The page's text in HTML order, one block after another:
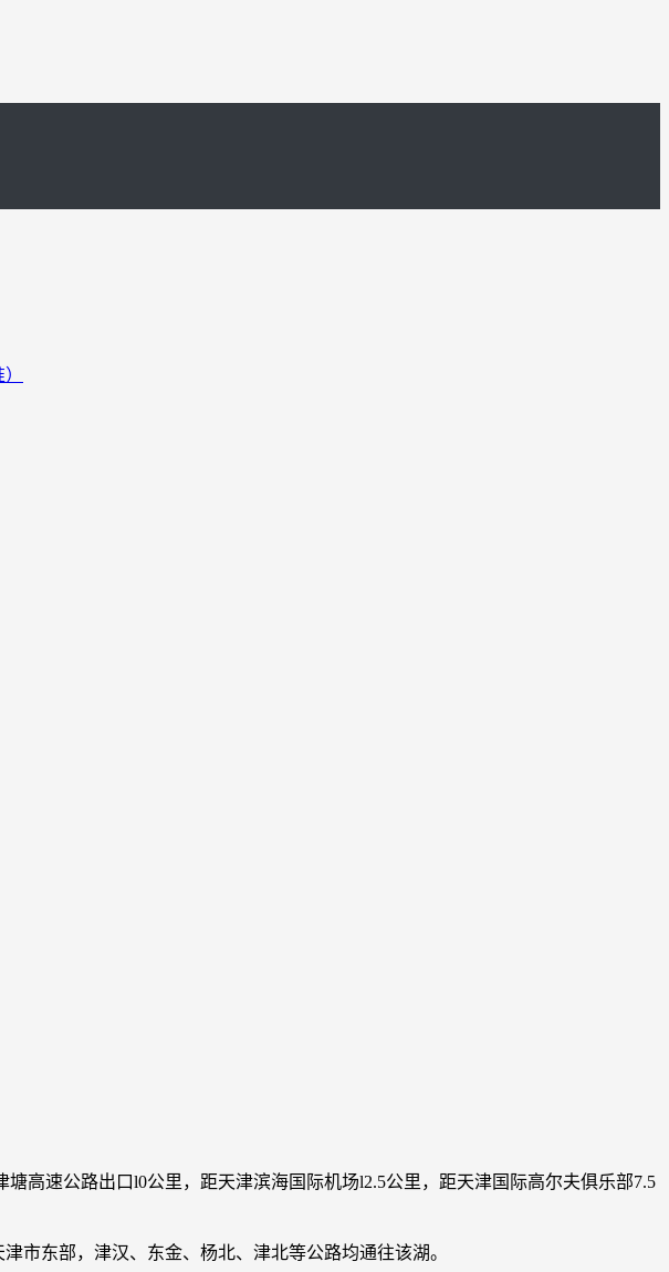
高速公路出口l0公里，距天津滨海国际机场l2.5公里，距天津国际高尔夫俱乐部7.5
市东部，津汉、东金、杨北、津北等公路均通往该湖。